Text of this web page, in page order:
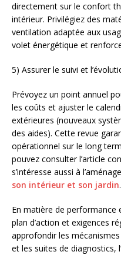
directement sur le confort
intérieur. Privilégiez des
ventilation adaptée aux
volet énergétique et
5) Assurer le suivi et
Prévoyez un point annuel
les coûts et ajuster le
extérieures (nouveaux
des aides). Cette revue
opérationnel sur le long
pouvez consulter l’article
s’intéresse aussi à
son intérieur et son jardin.
En matière de performance
plan d’action et exigences
approfondir les
et les suites de diagnostics,